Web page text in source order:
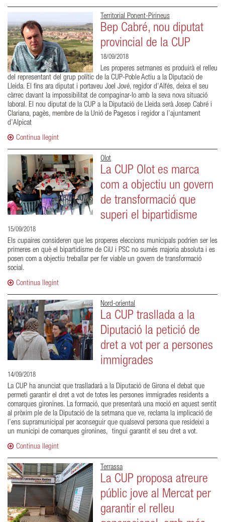
Territorial Ponent-Pirineus
Bep Cabré, nou diputat
provincial de la CUP
18/09/2018
Les properes setmanes es produirà el relleu
del representant del grup polític de la CUP-Poble Actiu a la Diputació de
Lleida. El fins ara diputat i portaveu Joel Jové, regidor d’Alfés, deixa el seu
càrrec davant la impossibilitat de compaginar-lo amb la seva nova situació
laboral. El nou diputat de la CUP a la Diputació de Lleida serà Josep Cabré i
Clariana, pagès, membre de la Unió de Pagesos i regidor a l’ajuntament
d’Alpicat
Continua llegint
Olot
La CUP Olot es marca
com a objectiu un govern
de transformació que
superi el bipartidisme
15/09/2018
Els cupaires consideren que les properes eleccions municipals podrien ser les
primeres en què el bipartidisme de CiU i PSC no sumés majoria absoluta i es
posen com a objectiu treballar per fer viable un govern de transformació
social.
Continua llegint
Nord-oriental
La CUP trasllada a la
Diputació la petició de
dret a vot per a persones
immigrades
14/09/2018
La CUP ha anunciat que traslladarà a la Diputació de Girona el debat que
permeti garantir el dret a vot de totes les persones immigrades residents a
comarques gironines. La formació, que presentarà una moció en aquest sentit
al pròxim ple de la Diputació de la setmana que ve, reclama la implicació de
l’ens supramunicipal per aconseguir que qualsevol persona que resideixi a
un municipi de comarques gironines, tingui garantit el seu dret a vot.
Continua llegint
Terrassa
La CUP proposa atreure
públic jove al Mercat per
garantir el relleu